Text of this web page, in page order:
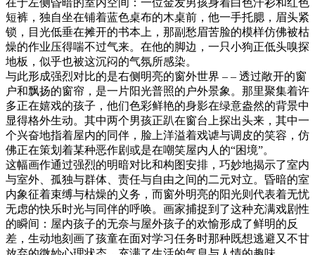
短裤，独自坐在铺着蓝色桌布的木桌前，他一手托腮，眉头紧
锁，目光低垂在摊开的书本上，那副愁眉苦脸的模样仿佛被枯
燥的作业压得喘不过气来。在他的脚边，一只小狗正低头嗅探
地板，似乎也被这沉闷的气氛所感染。
与此形成强烈对比的是右侧明亮的窗外世界 – – 透过敞开的窗
户和飘扬的窗帘，是一片阳光普照的户外景象。那里聚集着许
多正在嬉戏的孩子，他们色彩鲜艳的身影在绿意盎然的背景中
显得格外生动。其中两个男孩正趴在窗台上探出头来，其中一
个兴奋地指着屋内的同伴，脸上洋溢着戏谑与调皮的笑容，仿
佛正在策划着某种恶作剧或是在嘲笑屋内人的“困境”。
这幅画作通过强烈的明暗对比和构图安排，巧妙地揭示了室内
与室外、孤独与群体、责任与自由之间的二元对立。昏暗的室
内象征着束缚与枯燥的义务，而窗外明亮的阳光则代表着无忧
无虑的快乐时光与同伴的呼唤。画家捕捉到了这种充满戏剧性
的瞬间：屋内孩子的无奈与屋外孩子的欢愉形成了鲜明的反
差，生动地刻画了孩童在面对学习任务时那种既想逃避又不甘